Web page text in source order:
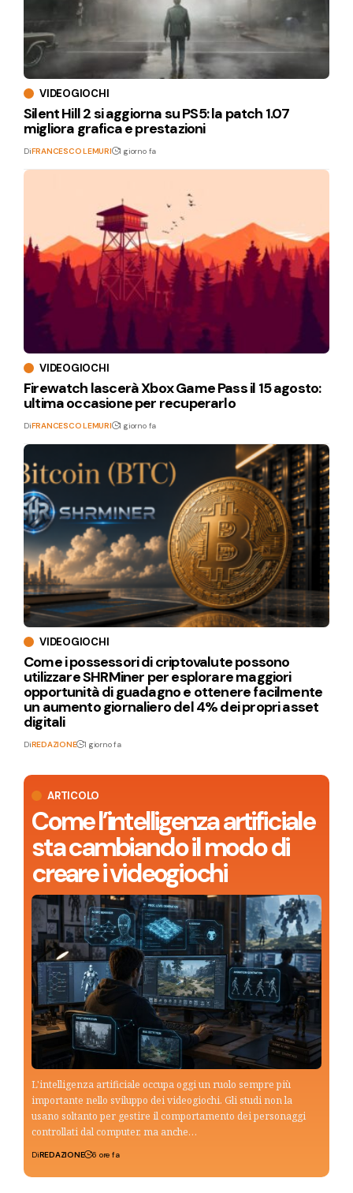
ARTICOLO
Come l’intelligenza artificiale
sta cambiando il modo di
creare i videogiochi
L'intelligenza artificiale occupa oggi un ruolo sempre più
importante nello sviluppo dei videogiochi. Gli studi non la
usano soltanto per gestire il comportamento dei personaggi
controllati dal computer, ma anche…
DiREDAZIONE 6 ore fa
VIDEOGIOCHI
Silent Hill 2 si aggiorna su PS5: la patch 1.07
migliora grafica e prestazioni
DiFRANCESCO LEMURI 1 giorno fa
VIDEOGIOCHI
Firewatch lascerà Xbox Game Pass il 15 agosto:
ultima occasione per recuperarlo
DiFRANCESCO LEMURI 1 giorno fa
VIDEOGIOCHI
Come i possessori di criptovalute possono
utilizzare SHRMiner per esplorare maggiori
opportunità di guadagno e ottenere facilmente
un aumento giornaliero del 4% dei propri asset
digitali
DiREDAZIONE 1 giorno fa